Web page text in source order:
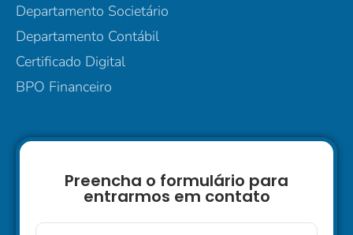
Departamento Societário
Departamento Contábil
Certificado Digital
BPO Financeiro
Preencha o formulário para
entrarmos em contato